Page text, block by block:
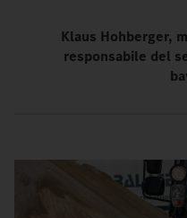
Klaus Hohberger,
responsabile del